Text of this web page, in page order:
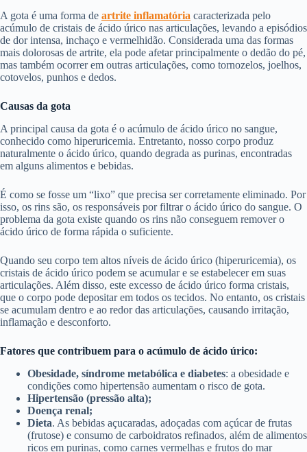
A gota é uma forma de artrite inflamatória caracterizada pelo
acúmulo de cristais de ácido úrico nas articulações, levando a episódios
de dor intensa, inchaço e vermelhidão. Considerada uma das formas
mais dolorosas de artrite, ela pode afetar principalmente o dedão do pé,
mas também ocorrer em outras articulações, como tornozelos, joelhos,
cotovelos, punhos e dedos.
Causas da gota
A principal causa da gota é o acúmulo de ácido úrico no sangue,
conhecido como hiperuricemia. Entretanto, nosso corpo produz
naturalmente o ácido úrico, quando degrada as purinas, encontradas
em alguns alimentos e bebidas.
É como se fosse um “lixo” que precisa ser corretamente eliminado. Por
isso, os rins são, os responsáveis por filtrar o ácido úrico do sangue. O
problema da gota existe quando os rins não conseguem remover o
ácido úrico de forma rápida o suficiente.
Quando seu corpo tem altos níveis de ácido úrico (hiperuricemia), os
cristais de ácido úrico podem se acumular e se estabelecer em suas
articulações. Além disso, este excesso de ácido úrico forma cristais,
que o corpo pode depositar em todos os tecidos. No entanto, os cristais
se acumulam dentro e ao redor das articulações, causando irritação,
inflamação e desconforto.
Fatores que contribuem para o acúmulo de ácido úrico:
Obesidade, síndrome metabólica e diabetes: a obesidade e
condições como hipertensão aumentam o risco de gota.
Hipertensão (pressão alta);
Doença renal;
Dieta. As bebidas açucaradas, adoçadas com açúcar de frutas
(frutose) e consumo de carboidratos refinados, além de alimentos
ricos em purinas, como carnes vermelhas e frutos do mar